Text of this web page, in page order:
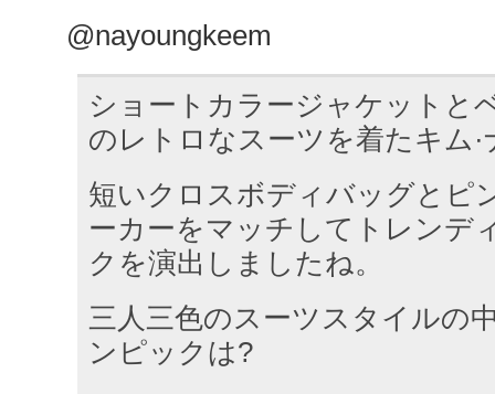
@nayoungkeem
ショートカラージャケットと
のレトロなスーツを着たキム·
短いクロスボディバッグとピ
ーカーをマッチしてトレンデ
クを演出しましたね。
三人三色のスーツスタイルの
ンピックは?